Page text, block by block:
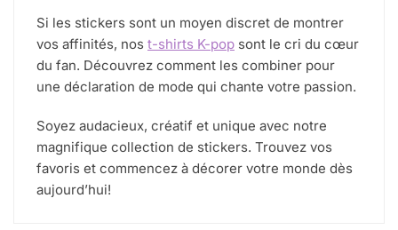
Si les stickers sont un moyen discret de montrer
vos affinités, nos t-shirts K-pop sont le cri du cœur
du fan. Découvrez comment les combiner pour
une déclaration de mode qui chante votre passion.
Soyez audacieux, créatif et unique avec notre
magnifique collection de stickers. Trouvez vos
favoris et commencez à décorer votre monde dès
aujourd’hui!